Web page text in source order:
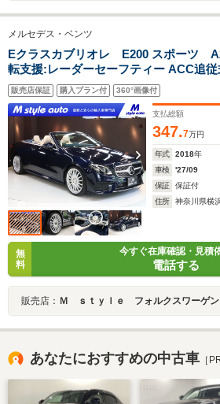
メルセデス・ベンツ
Eクラスカブリオレ E200 スポーツ
転支援:レーダーセーフティー ACC追
ー/ベージュ本革シートヒータ ナビ/TV/
ーバ/360カメラ&センサー/ドラレコ 禁
オープンカー専門店保証付き
販売店保証 購入プラン付 360°画像付
支払総額
347.7万円
年式 2018年
車検
'27/09
保証
保証付
住所
神奈川県横
無
料
今すぐ在庫確認・見積
電話する
販売店： Ｍ ｓｔｙｌｅ フォルクスワーゲン
あなたにおすすめの中古車 ［